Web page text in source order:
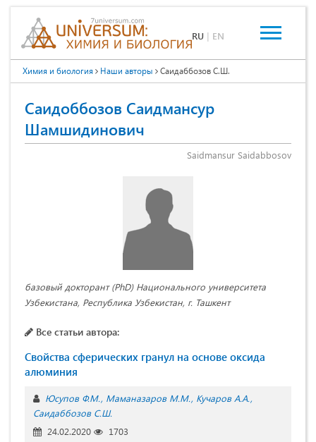
RU | EN
Химия и биология Наши авторы Саидаббозов С.Ш.
Саидоббозов Саидмансур
Шамшидинович
Saidmansur Saidabbosov
базовый докторант (PhD) Национального университета
Узбекистана, Республика Узбекистан, г. Ташкент
Все статьи автора:
Свойства сферических гранул на основе оксида
алюминия
Юсупов Ф.М. Маманазаров М.М. Кучаров А.А.
Саидаббозов С.Ш.
24.02.2020
1703